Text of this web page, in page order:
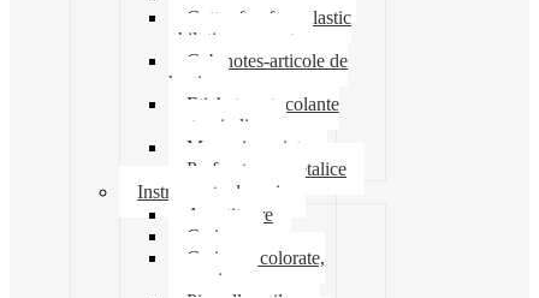
Cutter foarfeca elastic
ghilotina magnet
Cub notes-articole de
hartie
Etichete autocolante
carton indigo
Mape si serviete
Perforatoare metalice
Instrumente de scris
Ascutitoare
Carioca
Creioane colorate,
mecanice